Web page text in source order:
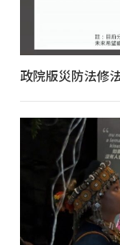
政院版災防法修